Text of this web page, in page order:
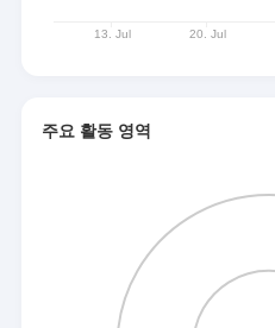
주요 활동 영역